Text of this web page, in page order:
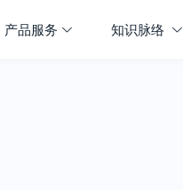
产品服务 知识脉络